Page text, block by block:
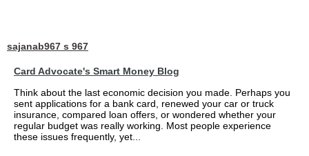
sajanab967 s 967
Card Advocate's Smart Money Blog
Think about the last economic decision you made. Perhaps you
sent applications for a bank card, renewed your car or truck
insurance, compared loan offers, or wondered whether your
regular budget was really working. Most people experience
these issues frequently, yet...